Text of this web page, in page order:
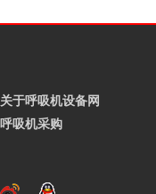
关于呼吸机设备网
呼吸机采购